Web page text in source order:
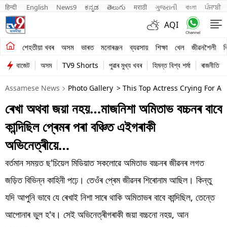
हिन्दी English News9 ಕನ್ನಡ తెలుగు मराठी ગુજરાતી বাংলা ਪੰਜਾਬੀ
AQI
শেহতীয়া খবৰ অসম ভাৰত মনোৰঞ্জন ব্যৱসায় শিক্ষা খেল জীৱনশৈলী
শেহতীয়া খবৰ
অসম
ভাৰত
মনোৰঞ্জন
ব্যৱসায়
শিক্ষা
খেল
জীৱনশৈলী
বাজেট অসম TV9 Shorts পুৱাৰ মুখ্য খবৰ হিমন্ত বিশ্ব শৰ্মা ৰাজনীতি
Assamese News Photo Gallery > This Top Actress Crying For
ৰেখা অথবা জয়া নহয়…মাজনিশা অমিতাভ বচ্চনৰ বাবে
কান্দিছিল প্ৰেমৰ পৰা বঞ্চিত এইগৰাকী
অভিনেত্ৰীয়ে…
বৰ্তমান সময়ত ছ'চিয়েল মিডিয়াত সকলোৱে অমিতাভ বচ্চনৰ জীৱনৰ লগত
জড়িত বিভিন্ন কাহিনী পঢ়ে। তেওঁৰ প্ৰেম জীৱনৰ শিৰোনাম আছিল। কিন্তু
যদি আপুনি ভাবে যে ৰেখাই নিশা সাৰে থাকি অমিতাভৰ বাবে কান্দিছিল, তেন্তে
আপোনাৰ ভুল হ'ব। সেই অভিনেত্ৰীগৰাকী জয়া বচ্চনো নহয়, আন